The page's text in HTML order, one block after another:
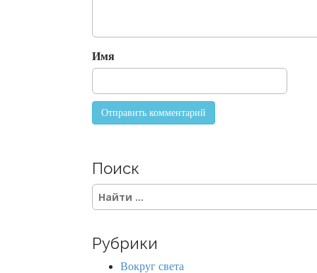
n
Имя
Поиск
S
c
Рубрики
Вокруг света